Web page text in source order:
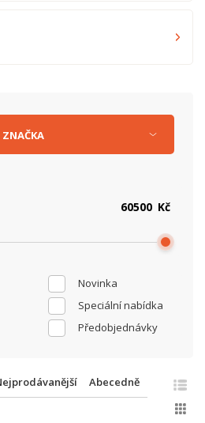
Novinka
Speciální nabídka
Předobjednávky
Kč
ZNAČKA
Nejprodávanější Abecedně